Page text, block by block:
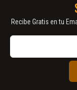
Recibe Gratis en tu